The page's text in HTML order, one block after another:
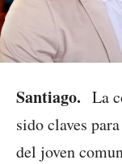
Santiago. La
sido claves
del joven